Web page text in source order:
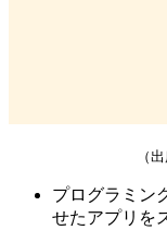
（
プログラミン
せたアプリを